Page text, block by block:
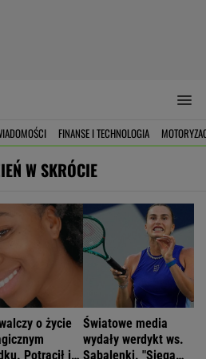
FINANSE I TECHNOLOGIA
W SKRÓCIE
o życie
Potrącił ją
Światowe media
wydały werdykt ws.
Sabalenki. "Sięga